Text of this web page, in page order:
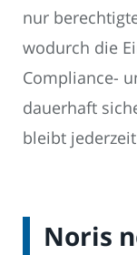
nur
wodurch die
Compliance-
dauerhaft
bleibt
Noris